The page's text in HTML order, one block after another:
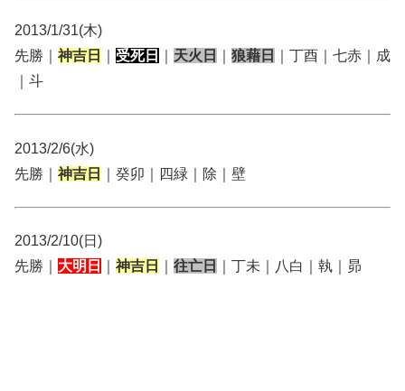
2013/1/31(木)
先勝｜ 神吉日 受死日 天火日 狼藉日
｜丁酉｜七赤｜成
｜斗
2013/2/6(水)
先勝｜ 神吉日 ｜癸卯｜四緑｜除｜壁
2013/2/10(日)
先勝｜ 大明日 神吉日 往亡日 ｜丁未｜八白｜執｜昴